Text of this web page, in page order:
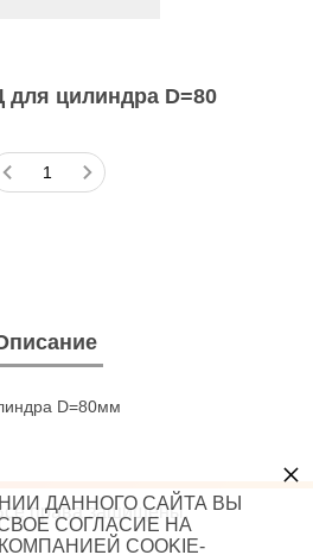
цилиндра D=80
D=80мм
права защищены.
ДАННОГО САЙТА ВЫ
СОГЛАСИЕ НА
COOKIE-
×